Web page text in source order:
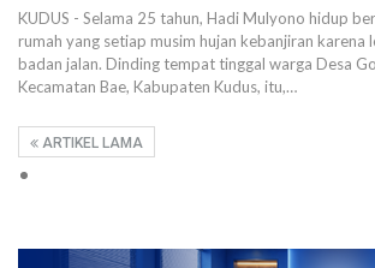
KUDUS - Selama 25 tahun, Hadi Mulyono hidup
rumah yang setiap musim hujan kebanjiran karena
badan jalan. Dinding tempat tinggal warga Desa
Kecamatan Bae, Kabupaten Kudus, itu,…
ARTIKEL LAMA